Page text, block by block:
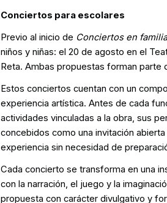
Conciertos para escolares
Previo al inicio de Conciertos en familia
niños y niñas: el 20 de agosto en el
Reta. Ambas propuestas forman parte
Estos conciertos cuentan con un
experiencia artística. Antes de cada
actividades vinculadas a la obra, sus
concebidos como una invitación
experiencia sin necesidad de
Cada concierto se transforma en una
con la narración, el juego y la
propuesta con carácter divulgativo y